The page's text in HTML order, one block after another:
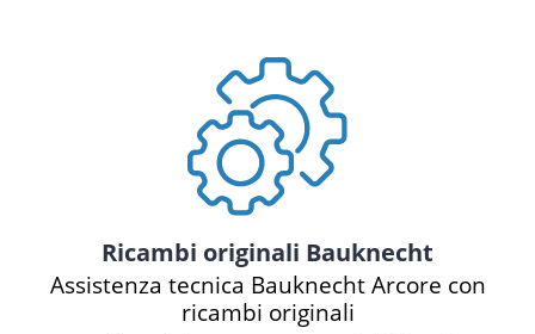
Ricambi originali Bauknecht
Assistenza tecnica Bauknecht Arcore con
ricambi originali